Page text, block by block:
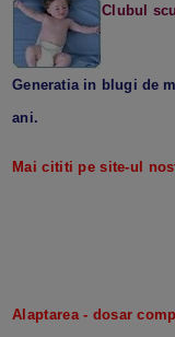
Clubul
Generatia in blugi de
ani.
Mai cititi pe site-ul
Alaptarea - dosar